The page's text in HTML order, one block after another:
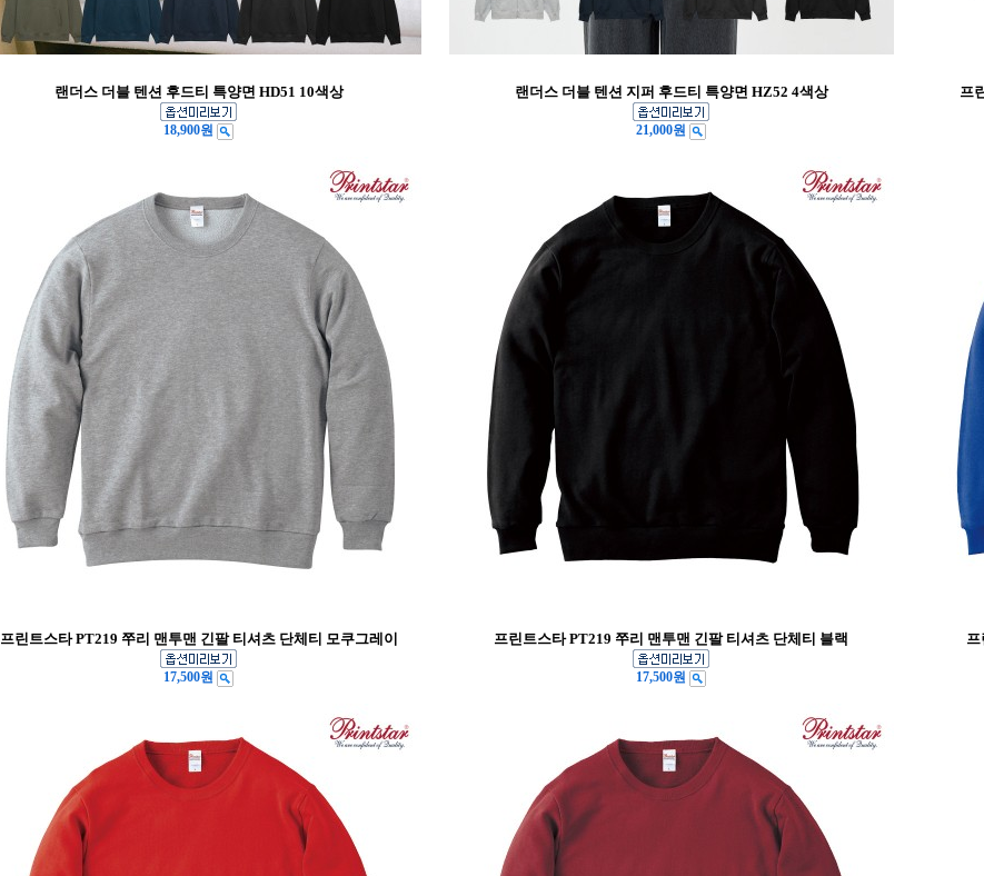
랜더스 더블 텐션 후드티 특양면 HD51 10색상
18,900원
랜더스 더블 텐션 지퍼 후드티 특양면 HZ52 4색상
21,000원
프
프린트스타 PT219 쭈리 맨투맨 긴팔 티셔츠 단체티 모쿠그레이
17,500원
프린트스타 PT219 쭈리 맨투맨 긴팔 티셔츠 단체티 블랙
17,500원